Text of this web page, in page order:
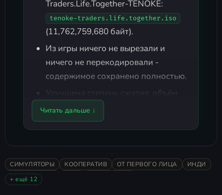
Traders.Life.Together-TENOKE:
tenoke-traders.life.together.iso
(11,762,759,680 байт).
Из игры ничего не вырезали и
ничего не перекодировали -
содержимое сохранено полностью.
Улучшена степень сжатия: объём
сократился с 11 до 8.2 Гб.
Установка занимает 6-17 минут в
10.8 Гб.
Читать дальше ↓
СИМУЛЯТОРЫ КООПЕРАТИВ ОТ ПЕРВОГО ЛИЦА
ИНДИ
КАЗУАЛЬНАЯ
+ ещё 12